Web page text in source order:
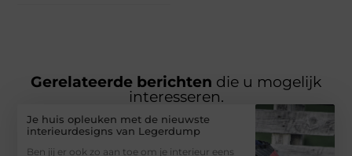
Gerelateerde berichten die u mogelijk
interesseren.
Je huis opleuken met de nieuwste
interieurdesigns van Legerdump
Ben jij er ook zo aan toe om je interieur eens